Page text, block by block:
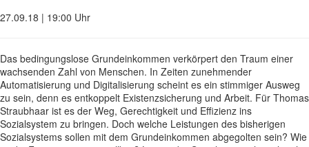
27.09.18 | 19:00 Uhr
Das bedingungslose Grundeinkommen verkörpert den Traum einer
wachsenden Zahl von Menschen. In Zeiten zunehmender
Automatisierung und Digitalisierung scheint es ein stimmiger Ausweg
zu sein, denn es entkoppelt Existenzsicherung und Arbeit. Für Thomas
Straubhaar ist es der Weg, Gerechtigkeit und Effizienz ins
Sozialsystem zu bringen. Doch welche Leistungen des bisherigen
Sozialsystems sollen mit dem Grundeinkommen abgegolten sein? Wie